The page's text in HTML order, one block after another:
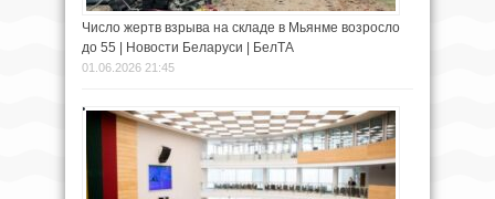
Число жертв взрыва на складе в Мьянме возросло
до 55 | Новости Беларуси | БелТА
01.06.2026 21:45